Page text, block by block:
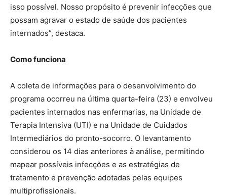
isso possível. Nosso propósito é prevenir infecções que
possam agravar o estado de saúde dos pacientes
internados”, destaca.
Como funciona
A coleta de informações para o desenvolvimento do
programa ocorreu na última quarta-feira (23) e envolveu
pacientes internados nas enfermarias, na Unidade de
Terapia Intensiva (UTI) e na Unidade de Cuidados
Intermediários do pronto-socorro. O levantamento
considerou os 14 dias anteriores à análise, permitindo
mapear possíveis infecções e as estratégias de
tratamento e prevenção adotadas pelas equipes
multiprofissionais.